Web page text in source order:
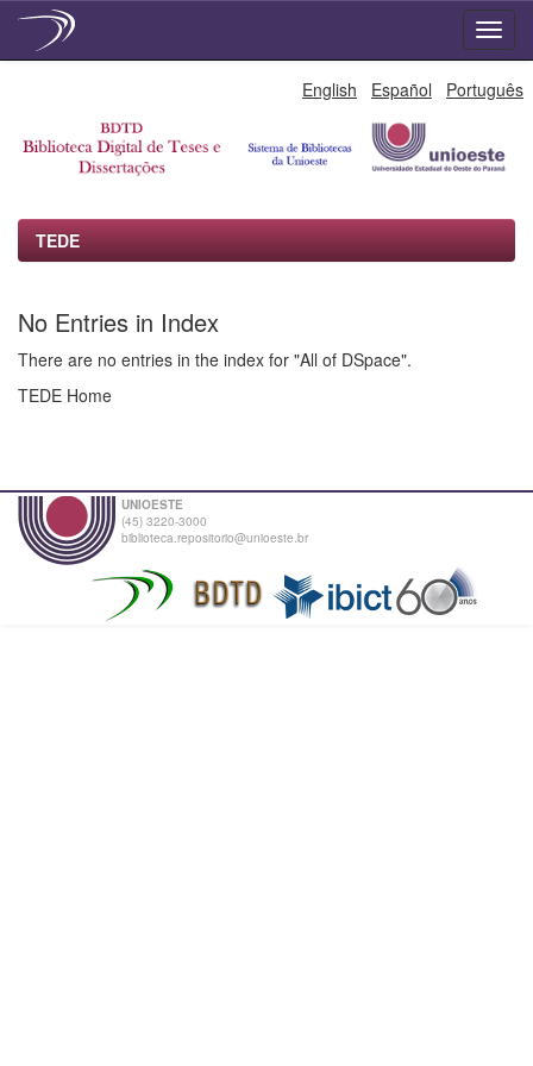
English Español Português
TEDE
No Entries in Index
There are no entries in the index for "All of DSpace".
TEDE Home
UNIOESTE
(45) 3220-3000
biblioteca.repositorio@unioeste.br